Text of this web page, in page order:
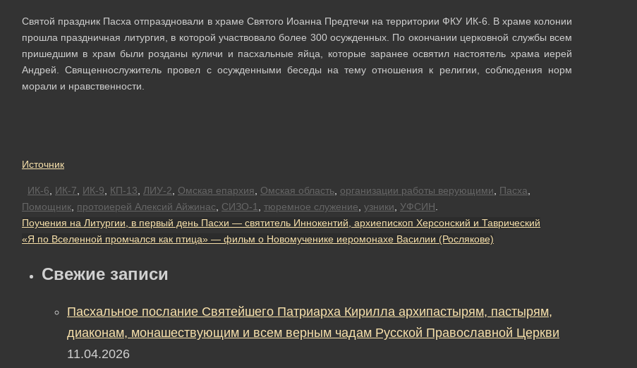
Святой праздник Пасха отпраздновали в храме Святого Иоанна Предтечи на территории ФКУ ИК-6. В храме колонии
прошла праздничная литургия, в которой участвовало более 300 осужденных. По окончании церковной службы всем
пришедшим в храм были розданы куличи и пасхальные яйца, которые заранее освятил настоятель храма иерей
Андрей. Священнослужитель провел с осужденными беседы на тему отношения к религии, соблюдения норм
морали и нравственности.
Источник
ИК-6 ИК-7 ИК-9 КП-13 ЛИУ-2 Омская епархия Омская область организации работы верующими Пасха
Помощник протоиерей Алексий Айжинас СИЗО-1 тюремное служение узники УФСИН
Поучения на Литургии, в первый день Пасхи — cвятитель Иннокентий, архиепископ Херсонский и Таврический
«Я по Вселенной промчался как птица» — фильм о Новомученике иеромонахе Василии (Рослякове)
Свежие записи
Пасхальное послание Святейшего Патриарха Кирилла архипастырям, пастырям,
диаконам, монашествующим и всем верным чадам Русской Православной Церкви
11.04.2026